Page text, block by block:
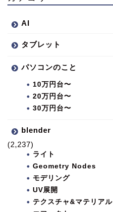
AI
タブレット
パソコンのこと
10万円台〜
20万円台〜
30万円台〜
blender
(2,237)
ライト
Geometry Nodes
モデリング
UV展開
テクスチャ&マテリアル